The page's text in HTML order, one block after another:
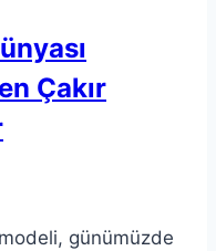
Çakır
günümüzde